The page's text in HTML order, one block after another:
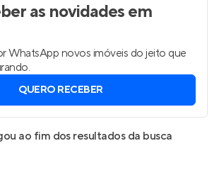
as novidadesem
WhatsApp novos imóveis do jeito que
QUERO RECEBER
ao fim dos resultados da busca